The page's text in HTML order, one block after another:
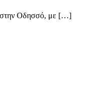
στην Οδησσό, με […]